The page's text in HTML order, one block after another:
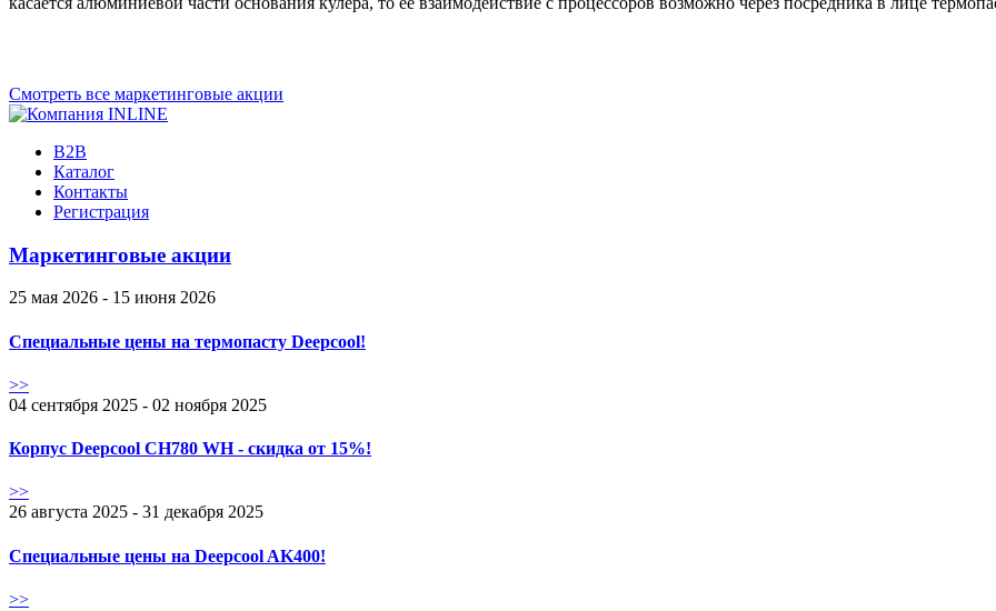
Смотреть все маркетинговые акции
B2B
Каталог
Контакты
Регистрация
Маркетинговые акции
25 мая 2026 - 15 июня 2026
Специальные цены на термопасту Deepcool!
>>
04 сентября 2025 - 02 ноября 2025
Корпус Deepcool CH780 WH - скидка от 15%!
>>
26 августа 2025 - 31 декабря 2025
Специальные цены на Deepcool AK400!
>>